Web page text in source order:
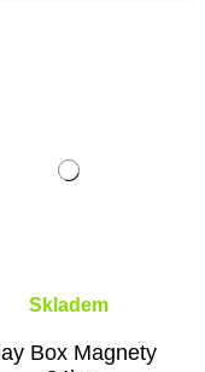
Skladem
Box Magnety